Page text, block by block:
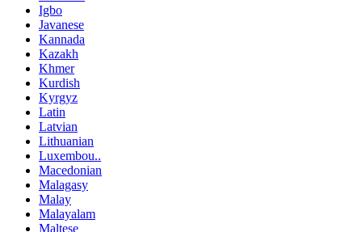
Igbo
Javanese
Kannada
Kazakh
Khmer
Kurdish
Kyrgyz
Latin
Latvian
Lithuanian
Luxembou..
Macedonian
Malagasy
Malay
Malayalam
Maltese